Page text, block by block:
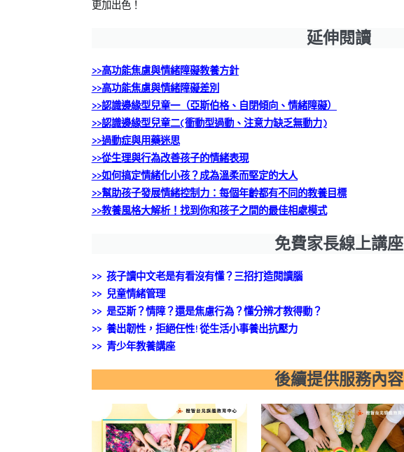
更加出色！
延伸閱讀
>>高功能焦慮與情緒障礙教養方針
>>高功能焦慮與情緒障礙差別
>>認識邊緣型兒童一（亞斯伯格、自閉傾向、情緒障礙）
>>認識邊緣型兒童二(衝動型過動、注意力缺乏無動力)
>>過動症與用藥迷思
>>從生理與行為改善孩子的情緒表現
>>如何搞定情緒化小孩？成為溫柔而堅定的大人
>>幫助孩子發展情緒控制力：每個年齡都有不同的教養目標
>>教養風格大解析！找到你和孩子之間的最佳相處模式
免費家長線上講座
>> 孩子讀中文老是有看沒有懂？三招打造閱讀腦
>> 兒童情緒管理
>> 是亞斯？情障？還是焦慮行為？懂分辨才教得動？
>> 養出韌性，拒絕任性!從生活小事養出抗壓力
>> 青少年教養講座
後續提供服務內容